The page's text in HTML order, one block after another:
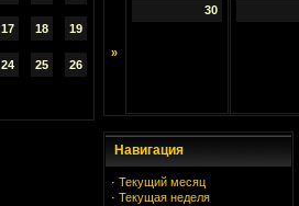
17 18 19
24 25 26
»
30
Навигация
· Текущий месяц
· Текущая неделя